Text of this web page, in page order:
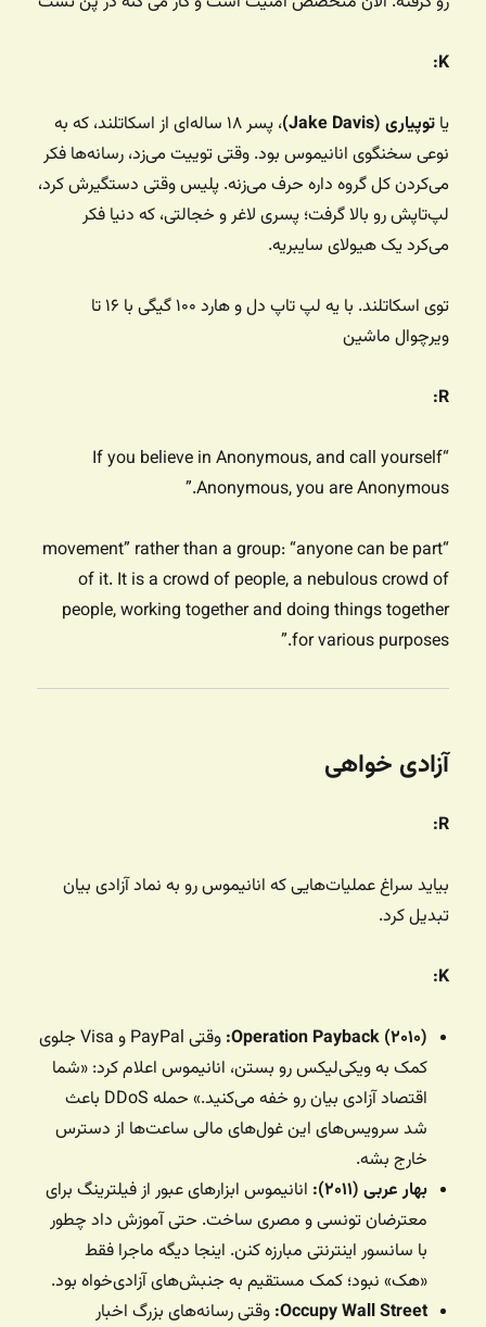
یاتوپیاری (Jake Davis)
، پسر ۱۸ ساله‌ای از اسکاتلند، که به
نوعی سخنگوی انانیموس بود. وقتی توییت می‌زد، رسانه‌ها فکر
می‌کردن کل گروه داره حرف می‌زنه. پلیس وقتی دستگیرش کرد،
لپ‌تاپش رو بالا گرفت؛ پسری لاغر و خجالتی، که دنیا فکر
می‌کرد یک هیولای سایبریه.
توی اسکاتلند. با یه لپ تاپ دل و هارد ۱۰۰ گیگی با ۱۶ تا
ویرچوال ماشین
“If you believe in Anonymous, and call yourself
Anonymous, you are Anonymous.”
“movement” rather than a group: “anyone can be part
of it. It is a crowd of people, a nebulous crowd of
people, working together and doing things together
for various purposes.”
آزادی خواهی
بیاید سراغ عملیات‌هایی که انانیموس رو به نماد آزادی بیان
تبدیل کرد.
Operation Payback (۲۰۱۰):
وقتی PayPal و Visa جلوی
کمک به ویکی‌لیکس رو بستن، انانیموس اعلام کرد: «شما
اقتصاد آزادی بیان رو خفه می‌کنید.» حمله DDoS باعث
شد سرویس‌های این غول‌های مالی ساعت‌ها از دسترس
خارج بشه.
بهار عربی (۲۰۱۱):
انانیموس ابزارهای عبور از فیلترینگ برای
معترضان تونسی و مصری ساخت. حتی آموزش داد چطور
با سانسور اینترنتی مبارزه کنن. اینجا دیگه ماجرا فقط
«هک» نبود؛ کمک مستقیم به جنبش‌های آزادی‌خواه بود.
Occupy Wall Street: وقتی رسانه‌های بزرگ اخبار